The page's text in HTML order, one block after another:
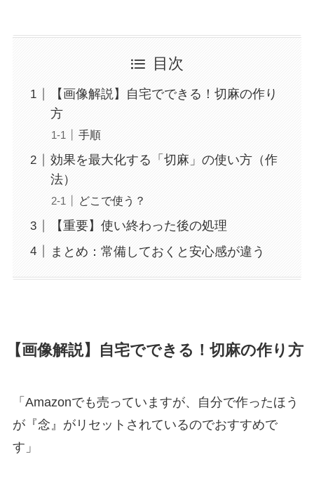
目次
【画像解説】自宅でできる！切麻の作り
方
手順
効果を最大化する「切麻」の使い方（作
法）
どこで使う？
【重要】使い終わった後の処理
まとめ：常備しておくと安心感が違う
【画像解説】自宅でできる！切麻の作り方
「Amazonでも売っていますが、自分で作ったほう
が『念』がリセットされているのでおすすめで
す」